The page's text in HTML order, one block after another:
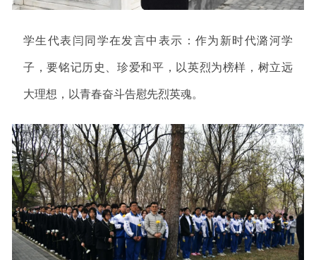
学生代表闫同学在发言中表示：作为新时代潞河学
子，要铭记历史、珍爱和平，以英烈为榜样，树立远
大理想，以青春奋斗告慰先烈英魂。